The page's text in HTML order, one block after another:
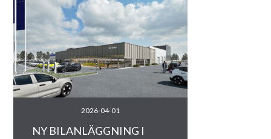
2026-04-01
NY BILANLÄGGNING I